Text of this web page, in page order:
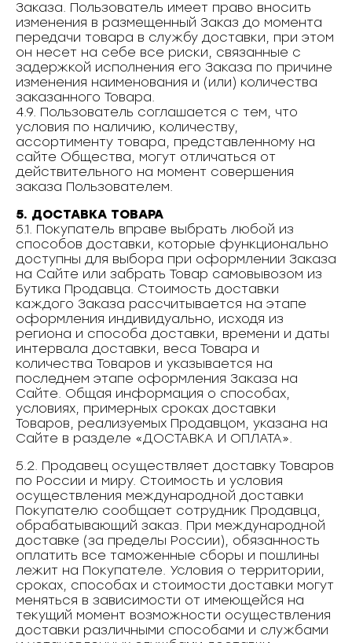
Заказа. Пользователь имеет право вносить
изменения в размещенный Заказ до момента
передачи товара в службу доставки, при этом
он несет на себе все риски, связанные с
задержкой исполнения его Заказа по причине
изменения наименования и (или) количества
заказанного Товара.
4.9. Пользователь соглашается с тем, что
условия по наличию, количеству,
ассортименту товара, представленному на
сайте Общества, могут отличаться от
действительного на момент совершения
заказа Пользователем.
5. ДОСТАВКА ТОВАРА
5.1. Покупатель вправе выбрать любой из
способов доставки, которые функционально
доступны для выбора при оформлении Заказа
на Сайте или забрать Товар самовывозом из
Бутика Продавца. Стоимость доставки
каждого Заказа рассчитывается на этапе
оформления индивидуально, исходя из
региона и способа доставки, времени и даты
интервала доставки, веса Товара и
количества Товаров и указывается на
последнем этапе оформления Заказа на
Сайте. Общая информация о способах,
условиях, примерных сроках доставки
Товаров, реализуемых Продавцом, указана на
Сайте в разделе «ДОСТАВКА И ОПЛАТА».
5.2. Продавец осуществляет доставку Товаров
по России и миру. Стоимость и условия
осуществления международной доставки
Покупателю сообщает сотрудник Продавца,
обрабатывающий заказ. При международной
доставке (за пределы России), обязанность
оплатить все таможенные сборы и пошлины
лежит на Покупателе. Условия о территории,
сроках, способах и стоимости доставки могут
меняться в зависимости от имеющейся на
текущий момент возможности осуществления
доставки различными способами и службами